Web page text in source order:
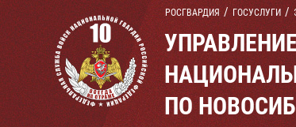
РОСГВАРДИЯ ГОСУСЛУГИ
ПО